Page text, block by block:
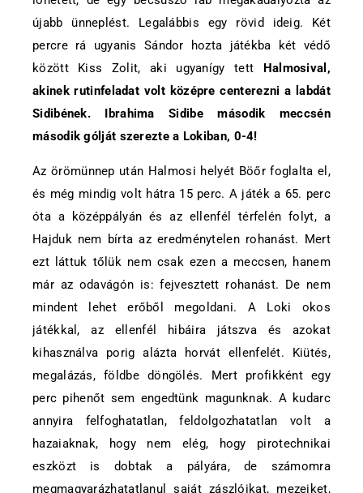
újabb ünneplést. Legalábbis egy rövid ideig. Két
percre rá ugyanis Sándor hozta játékba két védő
között Kiss Zolit, aki ugyanígy tett Halmosival,
akinek rutinfeladat volt középre centerezni a labdát
Sidibének. Ibrahima Sidibe második meccsén
második gólját szerezte a Lokiban, 0-4!
Az örömünnep után Halmosi helyét Böőr foglalta el,
és még mindig volt hátra 15 perc. A játék a 65. perc
óta a középpályán és az ellenfél térfelén folyt, a
Hajduk nem bírta az eredménytelen rohanást. Mert
ezt láttuk tőlük nem csak ezen a meccsen, hanem
már az odavágón is: fejvesztett rohanást. De nem
mindent lehet erőből megoldani. A Loki okos
játékkal, az ellenfél hibáira játszva és azokat
kihasználva porig alázta horvát ellenfelét. Kiütés,
megalázás, földbe döngölés. Mert profikként egy
perc pihenőt sem engedtünk magunknak. A kudarc
annyira felfoghatatlan, feldolgozhatatlan volt a
hazaiaknak, hogy nem elég, hogy pirotechnikai
eszközt is dobtak a pályára, de számomra
megmagyarázhatatlanul saját zászlóikat, mezeiket,